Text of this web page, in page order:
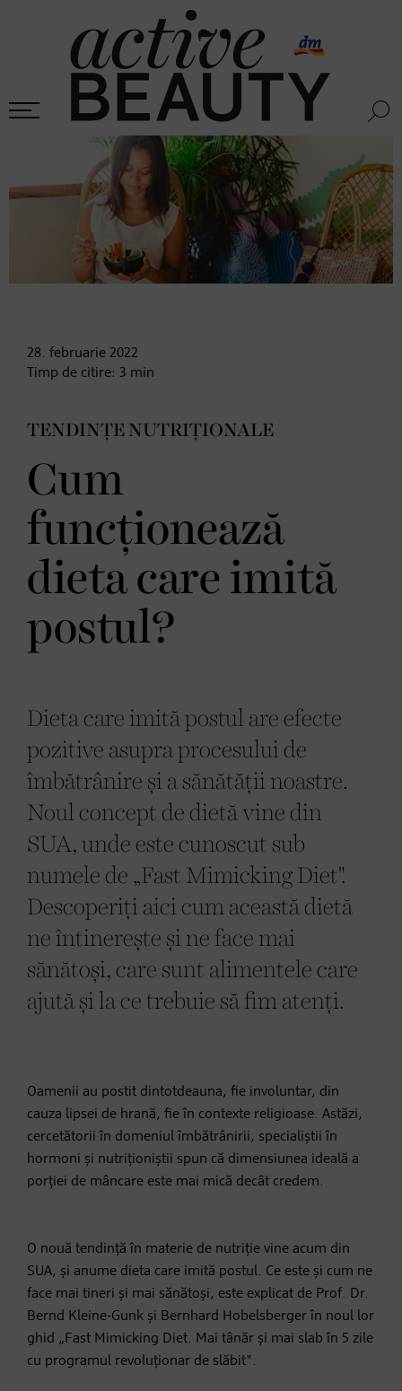
28. februarie 2022
Timp de citire: 3 min
TENDINȚE NUTRIȚIONALE
Cum
funcționează
dieta care imită
postul?
Dieta care imită postul are efecte
pozitive asupra procesului de
îmbătrânire și a sănătății noastre.
Noul concept de dietă vine din
SUA, unde este cunoscut sub
numele de „Fast Mimicking Diet".
Descoperiți aici cum această dietă
ne întinerește și ne face mai
sănătoși, care sunt alimentele care
ajută și la ce trebuie să fim atenți.
Oamenii au postit dintotdeauna, fie involuntar, din
cauza lipsei de hrană, fie în contexte religioase. Astăzi,
cercetătorii în domeniul îmbătrânirii, specialiștii în
hormoni și nutriționiștii spun că dimensiunea ideală a
porției de mâncare este mai mică decât credem.
O nouă tendință în materie de nutriție vine acum din
SUA, și anume dieta care imită postul. Ce este și cum ne
face mai tineri și mai sănătoși, este explicat de Prof. Dr.
Bernd Kleine-Gunk și Bernhard Hobelsberger în noul lor
ghid „Fast Mimicking Diet. Mai tânăr și mai slab în 5 zile
cu programul revoluționar de slăbit".